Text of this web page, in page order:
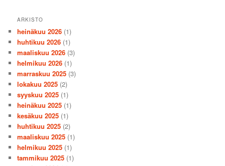
ARKISTO
heinäkuu 2026 (1)
huhtikuu 2026 (1)
maaliskuu 2026 (3)
helmikuu 2026 (1)
marraskuu 2025 (3)
lokakuu 2025 (2)
syyskuu 2025 (1)
heinäkuu 2025 (1)
kesäkuu 2025 (1)
huhtikuu 2025 (2)
maaliskuu 2025 (1)
helmikuu 2025 (1)
tammikuu 2025 (1)